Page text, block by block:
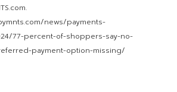
news/payments-
77-percent-of-shoppers-say-no-
payment-option-missing/